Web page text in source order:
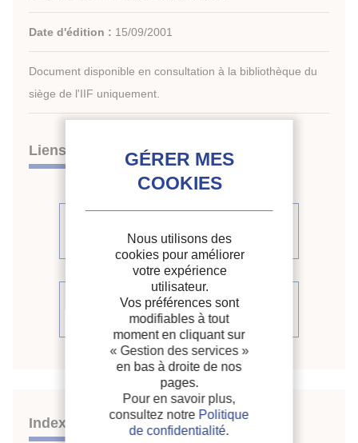
Date d'édition : 15/09/2001
Document disponible en consultation à la bibliothèque du
siège de l'IIF uniquement.
Liens
même compte rendu (23)
Voir le compte rendu de la
conférence
Indexation
Nous utilisons des
cookies pour améliorer
votre expérience
utilisateur.
Vos préférences sont
modifiables à tout
moment en cliquant sur
« Gestion des services »
en bas à droite de nos
pages.
Pour en savoir plus,
consultez notre Politique
de confidentialité.